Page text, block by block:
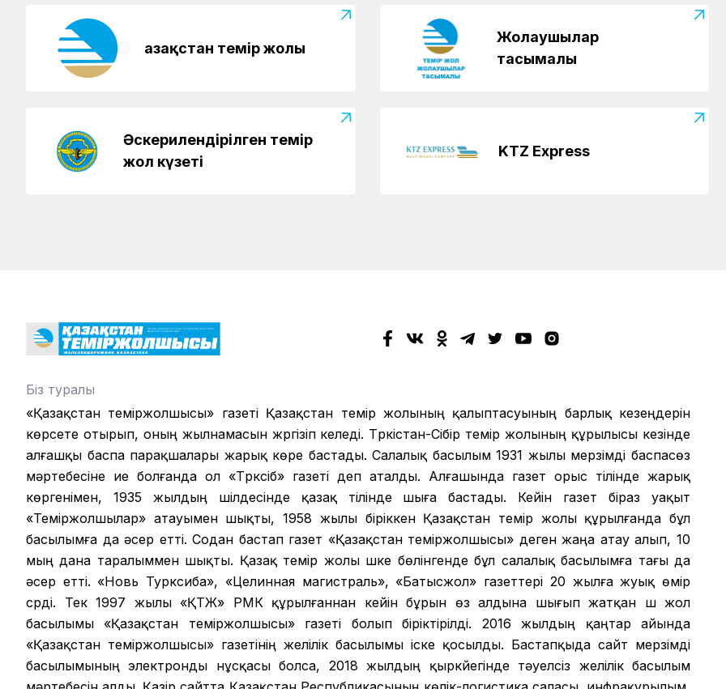
Қазақстан темір жолы
Жолаушылар
тасымалы
Әскерилендірілген темір
жол күзеті
KTZ Express
Біз туралы
«Қазақстан теміржолшысы» газеті Қазақстан темір жолының қалыптасуының барлық кезеңдерін
көрсете отырып, оның жылнамасын жүргізіп келеді. Түркістан-Сібір темір жолының құрылысы кезінде
алғашқы баспа парақшалары жарық көре бастады. Салалық басылым 1931 жылы мерзімді баспасөз
мәртебесіне ие болғанда ол «Түрксіб» газеті деп аталды. Алғашында газет орыс тілінде жарық
көргенімен, 1935 жылдың шілдесінде қазақ тілінде шыға бастады. Кейін газет біраз уақыт
«Теміржолшылар» атауымен шықты, 1958 жылы біріккен Қазақстан темір жолы құрылғанда бұл
басылымға да әсер етті. Содан бастап газет «Қазақстан теміржолшысы» деген жаңа атау алып, 10
мың дана таралыммен шықты. Қазақ темір жолы үшке бөлінгенде бұл салалық басылымға тағы да
әсер етті. «Новь Турксиба», «Целинная магистраль», «Батысжол» газеттері 20 жылға жуық өмір
сүрді. Тек 1997 жылы «ҚТЖ» РМК құрылғаннан кейін бұрын өз алдына шығып жатқан үш жол
басылымы «Қазақстан теміржолшысы» газеті болып біріктірілді. 2016 жылдың қаңтар айында
«Қазақстан теміржолшысы» газетінің желілік басылымы іске қосылды. Бастапқыда сайт мерзімді
басылымының электронды нұсқасы болса, 2018 жылдың қыркүйегінде тәуелсіз желілік басылым